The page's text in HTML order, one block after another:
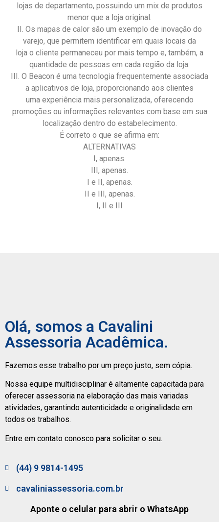
lojas de departamento, possuindo um mix de produtos
menor que a loja original.
II. Os mapas de calor são um exemplo de inovação do
varejo, que permitem identificar em quais locais da
loja o cliente permaneceu por mais tempo e, também, a
quantidade de pessoas em cada região da loja.
III. O Beacon é uma tecnologia frequentemente associada
a aplicativos de loja, proporcionando aos clientes
uma experiência mais personalizada, oferecendo
promoções ou informações relevantes com base em sua
localização dentro do estabelecimento.
É correto o que se afirma em:
ALTERNATIVAS
I, apenas.
III, apenas.
I e II, apenas.
II e III, apenas.
I, II e III
Olá, somos a Cavalini
Assessoria Acadêmica.
Fazemos esse trabalho por um preço justo, sem cópia.
Nossa equipe multidisciplinar é altamente capacitada para
oferecer assessoria na elaboração das mais variadas
atividades, garantindo autenticidade e originalidade em
todos os trabalhos.
Entre em contato conosco para solicitar o seu.
(44) 9 9814-1495
cavaliniassessoria.com.br
Aponte o celular para abrir o WhatsApp